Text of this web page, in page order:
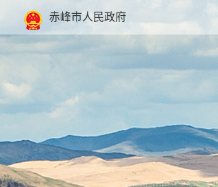
赤峰市人民政府